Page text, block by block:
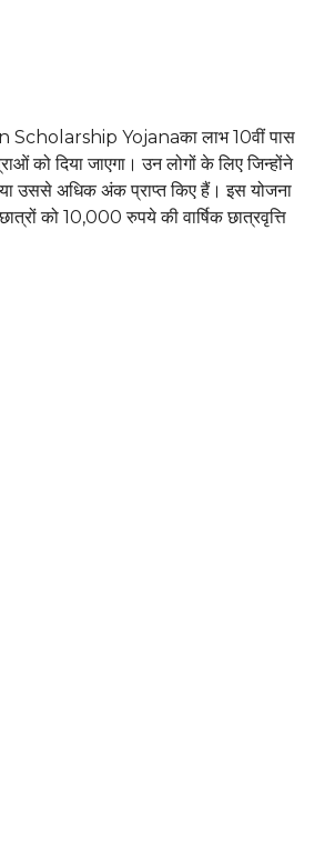
Yojanaका लाभ 10वीं पास
को दिया जाएगा। उन लोगों के लिए जिन्होंने
उससे अधिक अंक प्राप्त किए हैं। इस योजना
को 10,000 रुपये की वार्षिक छात्रवृत्ति